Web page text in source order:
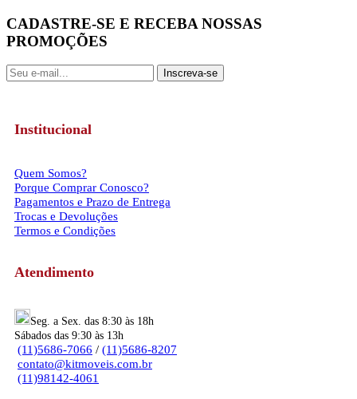
CADASTRE-SE E RECEBA NOSSAS
PROMOÇÕES
Inscreva-se
Institucional
Quem Somos?
Porque Comprar Conosco?
Pagamentos e Prazo de Entrega
Trocas e Devoluções
Termos e Condições
Atendimento
Seg. a Sex. das 8:30 às 18h
Sábados das 9:30 às 13h
(11)5686-7066 / (11)5686-8207
contato@kitmoveis.com.br
(11)98142-4061